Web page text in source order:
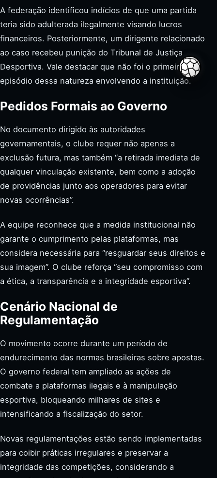
A federação identificou indícios de que uma partida
teria sido adulterada ilegalmente visando lucros
financeiros. Posteriormente, um dirigente relacionado
ao caso recebeu punição do Tribunal de Justiça
Desportiva. Vale destacar que não foi o primeiro
episódio dessa natureza envolvendo a instituição.
Pedidos Formais ao Governo
No documento dirigido às autoridades
governamentais, o clube requer não apenas a
exclusão futura, mas também “a retirada imediata de
qualquer vinculação existente, bem como a adoção
de providências junto aos operadores para evitar
novas ocorrências”.
A equipe reconhece que a medida institucional não
garante o cumprimento pelas plataformas, mas
considera necessária para “resguardar seus direitos e
sua imagem”. O clube reforça “seu compromisso com
a ética, a transparência e a integridade esportiva”.
Cenário Nacional de
Regulamentação
O movimento ocorre durante um período de
endurecimento das normas brasileiras sobre apostas.
O governo federal tem ampliado as ações de
combate a plataformas ilegais e à manipulação
esportiva, bloqueando milhares de sites e
intensificando a fiscalização do setor.
Novas regulamentações estão sendo implementadas
para coibir práticas irregulares e preservar a
integridade das competições, considerando a